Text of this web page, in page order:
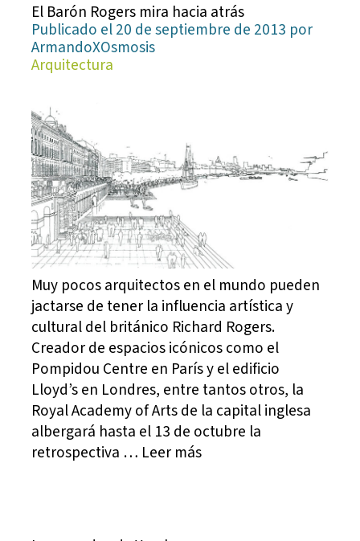
El Barón Rogers mira hacia atrás
Publicado el 20 de septiembre de 2013 por
ArmandoXOsmosis
Arquitectura
Muy pocos arquitectos en el mundo pueden
jactarse de tener la influencia artística y
cultural del británico Richard Rogers.
Creador de espacios icónicos como el
Pompidou Centre en París y el edificio
Lloyd’s en Londres, entre tantos otros, la
Royal Academy of Arts de la capital inglesa
albergará hasta el 13 de octubre la
retrospectiva … Leer más